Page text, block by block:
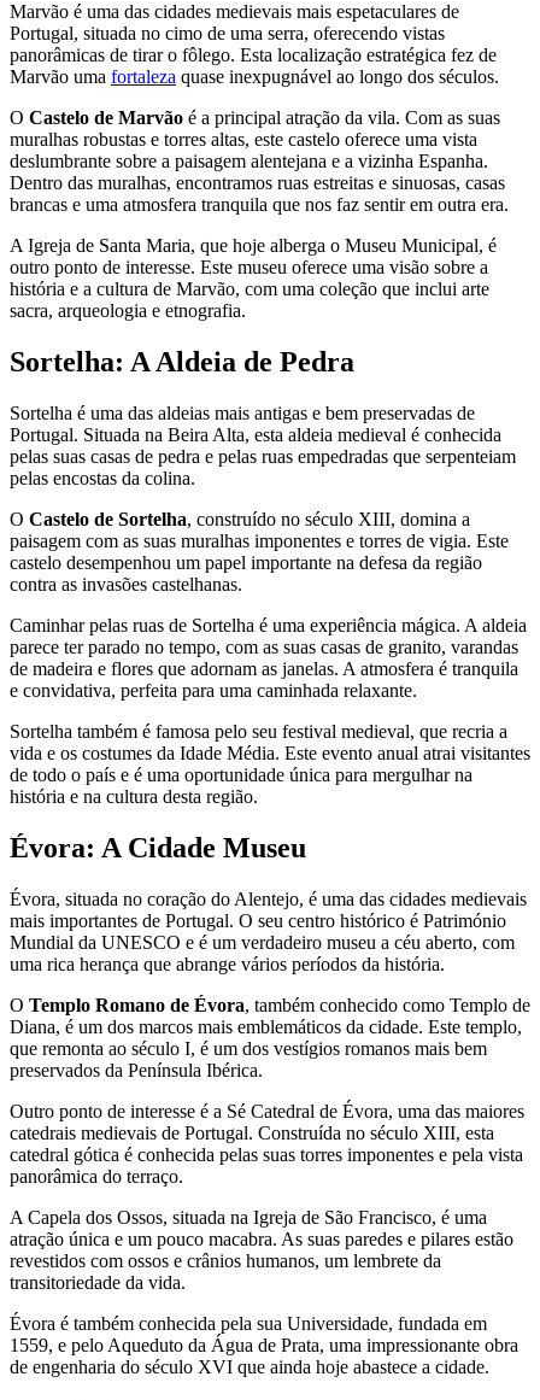
Marvão é uma das cidades medievais mais espetaculares de
Portugal, situada no cimo de uma serra, oferecendo vistas
panorâmicas de tirar o fôlego. Esta localização estratégica fez de
Marvão uma fortaleza quase inexpugnável ao longo dos séculos.
O Castelo de Marvão é a principal atração da vila. Com as suas
muralhas robustas e torres altas, este castelo oferece uma vista
deslumbrante sobre a paisagem alentejana e a vizinha Espanha.
Dentro das muralhas, encontramos ruas estreitas e sinuosas, casas
brancas e uma atmosfera tranquila que nos faz sentir em outra era.
A Igreja de Santa Maria, que hoje alberga o Museu Municipal, é
outro ponto de interesse. Este museu oferece uma visão sobre a
história e a cultura de Marvão, com uma coleção que inclui arte
sacra, arqueologia e etnografia.
Sortelha: A Aldeia de Pedra
Sortelha é uma das aldeias mais antigas e bem preservadas de
Portugal. Situada na Beira Alta, esta aldeia medieval é conhecida
pelas suas casas de pedra e pelas ruas empedradas que serpenteiam
pelas encostas da colina.
O Castelo de Sortelha, construído no século XIII, domina a
paisagem com as suas muralhas imponentes e torres de vigia. Este
castelo desempenhou um papel importante na defesa da região
contra as invasões castelhanas.
Caminhar pelas ruas de Sortelha é uma experiência mágica. A aldeia
parece ter parado no tempo, com as suas casas de granito, varandas
de madeira e flores que adornam as janelas. A atmosfera é tranquila
e convidativa, perfeita para uma caminhada relaxante.
Sortelha também é famosa pelo seu festival medieval, que recria a
vida e os costumes da Idade Média. Este evento anual atrai visitantes
de todo o país e é uma oportunidade única para mergulhar na
história e na cultura desta região.
Évora: A Cidade Museu
Évora, situada no coração do Alentejo, é uma das cidades medievais
mais importantes de Portugal. O seu centro histórico é Património
Mundial da UNESCO e é um verdadeiro museu a céu aberto, com
uma rica herança que abrange vários períodos da história.
O Templo Romano de Évora, também conhecido como Templo de
Diana, é um dos marcos mais emblemáticos da cidade. Este templo,
que remonta ao século I, é um dos vestígios romanos mais bem
preservados da Península Ibérica.
Outro ponto de interesse é a Sé Catedral de Évora, uma das maiores
catedrais medievais de Portugal. Construída no século XIII, esta
catedral gótica é conhecida pelas suas torres imponentes e pela vista
panorâmica do terraço.
A Capela dos Ossos, situada na Igreja de São Francisco, é uma
atração única e um pouco macabra. As suas paredes e pilares estão
revestidos com ossos e crânios humanos, um lembrete da
transitoriedade da vida.
Évora é também conhecida pela sua Universidade, fundada em
1559, e pelo Aqueduto da Água de Prata, uma impressionante obra
de engenharia do século XVI que ainda hoje abastece a cidade.